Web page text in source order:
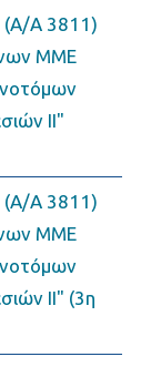
(Α/Α 3811)
ΜΜΕ
II"
(Α/Α 3811)
ΜΜΕ
II" (3η